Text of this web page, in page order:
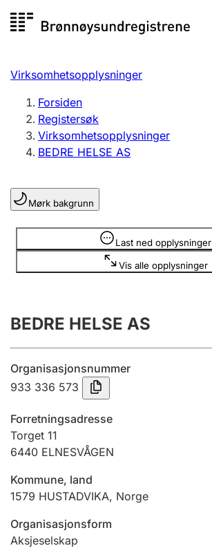
til
Registersøk
Aksjeselskap
Enkeltpersonforetak
Registrere, endre, slette
Lag og forening
Registrere, endre, slette
Innsending og forsinkelsesgebyr
Jeger
Ektepaktveileder
Virksomhetsopplysninger
Forsiden
Registersøk
Virksomhetsopplysninger
BEDRE HELSE AS
Mørk bakgrunn
Last ned opplysninger
Vis alle opplysninger
Opplysninger er skjult
BEDRE HELSE AS
Organisasjonsnummer
933 336 573
Forretningsadresse
Torget 11
6440 ELNESVÅGEN
Kommune, land
1579 HUSTADVIKA, Norge
Organisasjonsform
Aksjeselskap